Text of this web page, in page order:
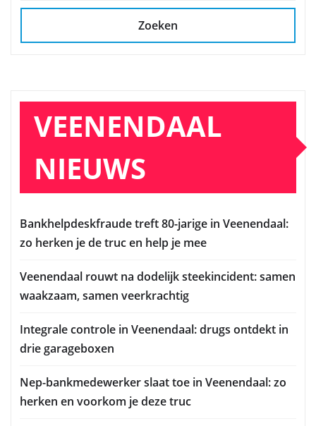
Zoeken
VEENENDAAL
NIEUWS
Bankhelpdeskfraude treft 80-jarige in Veenendaal:
zo herken je de truc en help je mee
Veenendaal rouwt na dodelijk steekincident: samen
waakzaam, samen veerkrachtig
Integrale controle in Veenendaal: drugs ontdekt in
drie garageboxen
Nep-bankmedewerker slaat toe in Veenendaal: zo
herken en voorkom je deze truc